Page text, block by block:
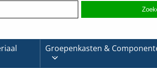
Groepenkasten &